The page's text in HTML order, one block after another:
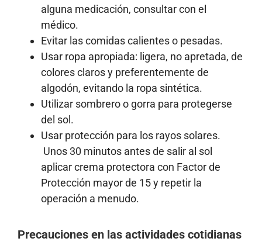
alguna medicación, consultar con el
médico.
Evitar las comidas calientes o pesadas.
Usar ropa apropiada: ligera, no apretada, de
colores claros y preferentemente de
algodón, evitando la ropa sintética.
Utilizar sombrero o gorra para protegerse
del sol.
Usar protección para los rayos solares.
Unos 30 minutos antes de salir al sol
aplicar crema protectora con Factor de
Protección mayor de 15 y repetir la
operación a menudo.
Precauciones en las actividades cotidianas